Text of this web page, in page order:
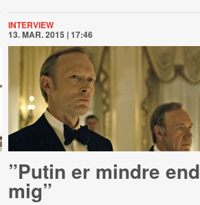
INTERVIEW
13. MAR. 2015 | 17:46
”Putin er mindre end
mig”